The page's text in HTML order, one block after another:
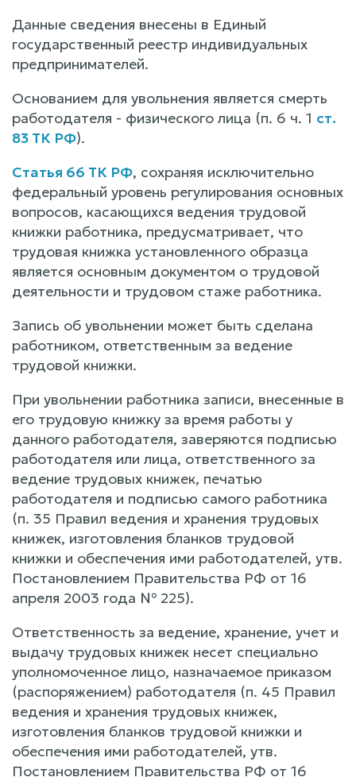
Данные сведения внесены в Единый
государственный реестр индивидуальных
предпринимателей.
Основанием для увольнения является смерть
работодателя - физического лица (п. 6 ч. 1 ст.
83 ТК РФ).
Статья 66 ТК РФ, сохраняя исключительно
федеральный уровень регулирования основных
вопросов, касающихся ведения трудовой
книжки работника, предусматривает, что
трудовая книжка установленного образца
является основным документом о трудовой
деятельности и трудовом стаже работника.
Запись об увольнении может быть сделана
работником, ответственным за ведение
трудовой книжки.
При увольнении работника записи, внесенные в
его трудовую книжку за время работы у
данного работодателя, заверяются подписью
работодателя или лица, ответственного за
ведение трудовых книжек, печатью
работодателя и подписью самого работника
(п. 35 Правил ведения и хранения трудовых
книжек, изготовления бланков трудовой
книжки и обеспечения ими работодателей, утв.
Постановлением Правительства РФ от 16
апреля 2003 года № 225).
Ответственность за ведение, хранение, учет и
выдачу трудовых книжек несет специально
уполномоченное лицо, назначаемое приказом
(распоряжением) работодателя (п. 45 Правил
ведения и хранения трудовых книжек,
изготовления бланков трудовой книжки и
обеспечения ими работодателей, утв.
Постановлением Правительства РФ от 16